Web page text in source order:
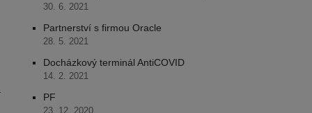
30. 6. 2021
Partnerství s firmou Oracle
28. 5. 2021
Docházkový terminál AntiCOVID
14. 2. 2021
PF